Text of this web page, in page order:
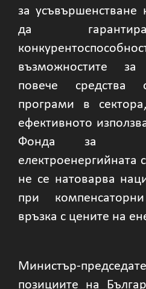
за усъвършенстване
да
възможностите
повече средства
програми в
ефективното
Фонда за
електроенергийната
не се натоварва
при
връзка с цените на
Министър-
позициите на